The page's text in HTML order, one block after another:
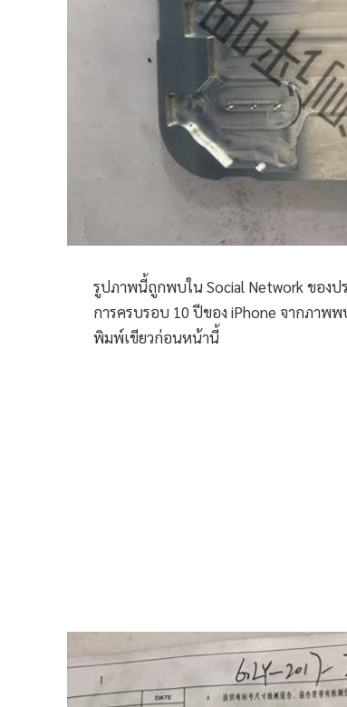
รูปภาพนี้ถูกพบใน Social Network ของ
การครบรอบ 10 ปีของ iPhone จากภาพ
พิมพ์เขียวก่อนหน้านี้